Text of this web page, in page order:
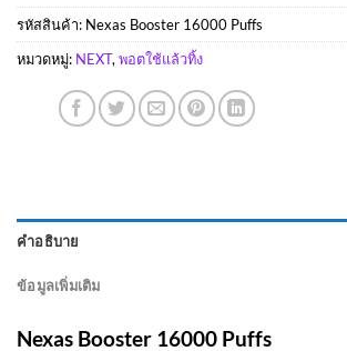
รหัสสินค้า: Nexas Booster 16000 Puffs
หมวดหมู่: NEXT, พอตใช้แล้วทิ้ง
คำอธิบาย
ข้อมูลเพิ่มเติม
Nexas Booster 16000 Puffs